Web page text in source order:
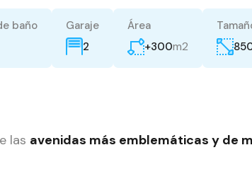
baño
Garaje
2
Área
+300m2
las avenidas más emblemáticas y de